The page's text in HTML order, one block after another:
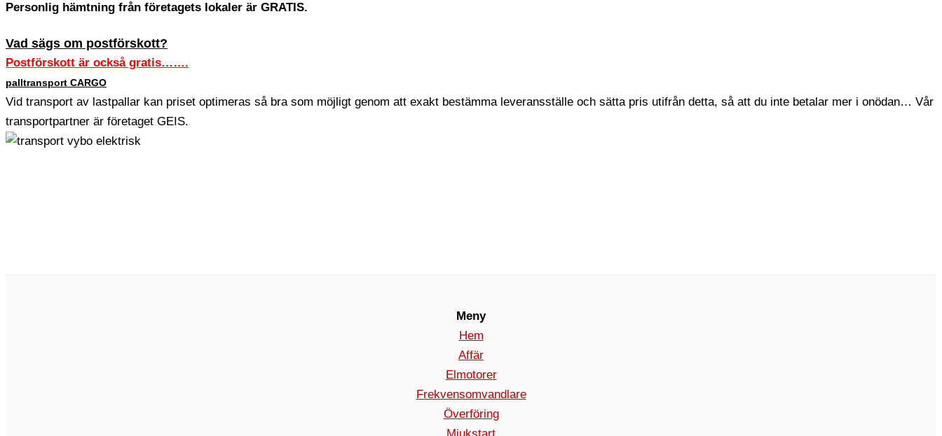
Personlig hämtning från företagets lokaler är GRATIS.
Vad sägs om postförskott?
Postförskott är också gratis…….
palltransport CARGO
Vid transport av lastpallar kan priset optimeras så bra som möjligt genom att exakt bestämma leveransställe och sätta pris utifrån detta, så att du inte betalar mer i onödan… Vår
transportpartner är företaget GEIS.
Meny
Hem
Affär
Elmotorer
Frekvensomvandlare
Överföring